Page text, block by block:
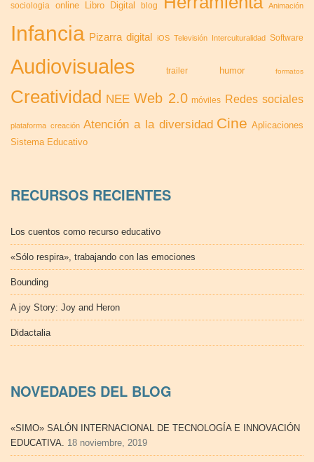
sociologia online Libro Digital blog Animación
Infancia Pizarra digital iOS Televisión Interculturalidad Software
Audiovisuales trailer humor formatos
Creatividad NEE Web 2.0 móviles Redes sociales
plataforma creación Atención a la diversidad Cine Aplicaciones
Sistema Educativo
RECURSOS RECIENTES
Los cuentos como recurso educativo
«Sólo respira», trabajando con las emociones
Bounding
A joy Story: Joy and Heron
Didactalia
NOVEDADES DEL BLOG
«SIMO» SALÓN INTERNACIONAL DE TECNOLOGÍA E INNOVACIÓN
EDUCATIVA. 18 noviembre, 2019